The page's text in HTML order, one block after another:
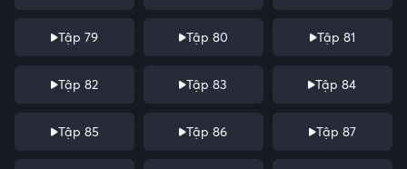
Tập 79 Tập 80 Tập 81
Tập 82 Tập 83 Tập 84
Tập 85 Tập 86 Tập 87